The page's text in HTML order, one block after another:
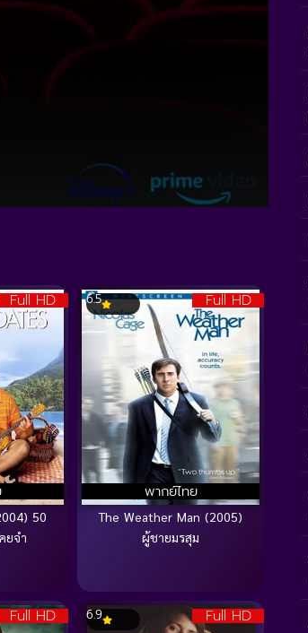
Full HD
50
ยจำ
Full HD
พากย์ไทย
6.5
The Weather Man (2005)
ผู้ชายมรสุม
Full HD Full HD
6.9